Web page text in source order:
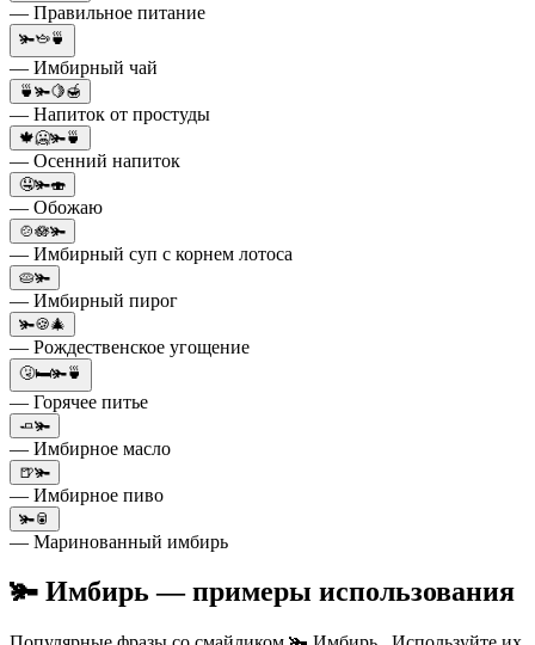
— Правильное питание
🫚🫖🍵
— Имбирный чай
🍵🫚🍋🍯
— Напиток от простуды
🍁🥶🫚🍵
— Осенний напиток
🤤🫚🍣
— Обожаю
🍲🪷🫚
— Имбирный суп с корнем лотоса
🥧🫚
— Имбирный пирог
🫚🍪🎄
— Рождественское угощение
🤧🛏🫚🍵
— Горячее питье
🧈🫚
— Имбирное масло
🍺🫚
— Имбирное пиво
🫚🥫
— Маринованный имбирь
🫚 Имбирь — примеры использования